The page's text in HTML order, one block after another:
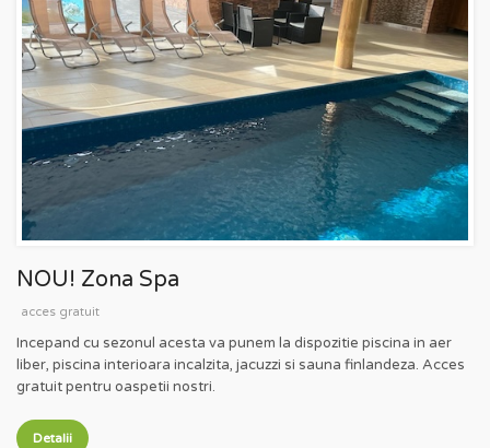
NOU! Zona Spa
acces gratuit
Incepand cu sezonul acesta va punem la dispozitie piscina in aer
liber, piscina interioara incalzita, jacuzzi si sauna finlandeza. Acces
gratuit pentru oaspetii nostri.
Detalii